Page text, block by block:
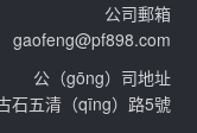
公司郵箱
gaofeng@pf898.com
公（gōng）司地址
石五清（qīng）路5號